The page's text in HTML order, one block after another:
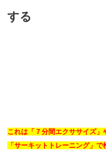
する
これは「７分間エクササイズ」
「サーキットトレーニング」で